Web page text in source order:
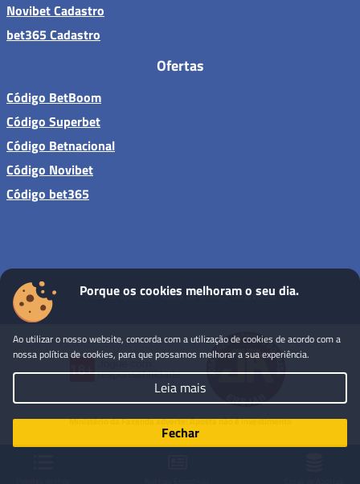
Novibet Cadastro
bet365 Cadastro
Ofertas
Código BetBoom
Código Superbet
Código Betnacional
Código Novibet
Código bet365
Sites de apostas - Todos os direitos reservados
Porque os cookies melhoram o seu dia.
Ao utilizar o nosso website, concorda com a utilização de cookies de acordo com a
nossa política de cookies, para que possamos melhorar a sua experiência.
Leia mais
Fechar
Ministério da Fazenda adverte: Aposta não é investimento